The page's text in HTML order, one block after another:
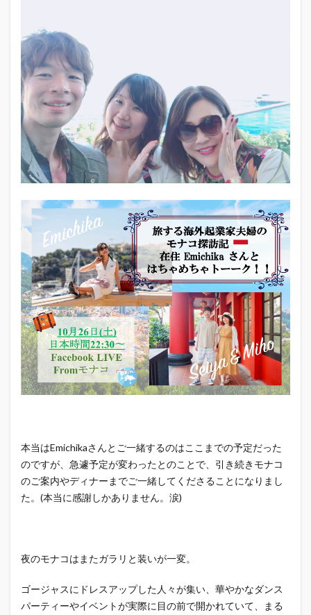
本当はEmichikaさんとご一緒するのはここまでの予定だった
のですが、急遽予定が変わったとのことで、引き続きモナコ
のご案内やディナーまでご一緒してくださることになりまし
た。(本当に感謝しかありません。涙)
夜のモナコはまたガラリと装いが一変。
ゴージャスにドレスアップした人々が集い、華やかなダンス
パーティーやイベントが実際に目の前で開かれていて、まる